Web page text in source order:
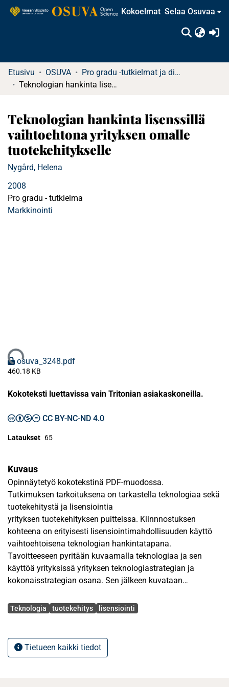
Kokoelmat Selaa Osuvaa
Etusivu OSUVA
Pro gradu -tutkielmat ja diplomityöt (rajattu saatavuus)
Teknologian hankinta lisenssillä vaihtoehtona yrityksen omalle tuotekehitykselle
Teknologian hankinta lisenssillä
vaihtoehtona yrityksen omalle
tuotekehitykselle
Nygård, Helena
2008
Pro gradu - tutkielma
Markkinointi
osuva_3248.pdf
460.18 KB
Kokoteksti luettavissa vain Tritonian asiakaskoneilla.
CC BY-NC-ND 4.0
Lataukset 65
Kuvaus
Opinnäytetyö kokotekstinä PDF-muodossa.
Tutkimuksen tarkoituksena on tarkastella teknologiaa sekä
tuotekehitystä ja lisensiointia
yrityksen tuotekehityksen puitteissa. Kiinnnostuksen
kohteena on erityisesti lisensiointimahdollisuuden käyttö
vaihtoehtoisena teknologian hankintatapana.
Tavoitteeseen pyritään kuvaamalla teknologiaa ja sen
käyttöä yrityksissä yrityksen teknologiastrategian ja
kokonaisstrategian osana. Sen jälkeen kuvataan
menestymiseen johtavia käytäntöjä. Kolmantena vaiheena
tulisi toimia saadakseen osakseen ne edut, joita
lisensioinnin käytöllä on saatavissa.
Avainsanat
Teknologia tuotekehitys lisensiointi
Tietueen kaikki tiedot